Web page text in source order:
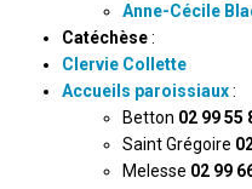
Anne-Cécile
Catéchèse:
Clervie Collette
Accueils paroissiaux:
Betton 02 99 55
Saint Grégoire
Melesse 02 99